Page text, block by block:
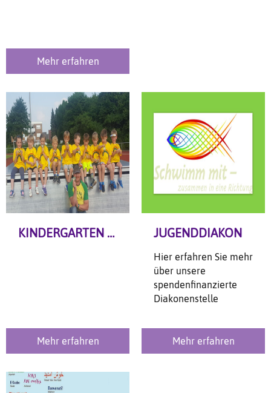
Mehr erfahren
KINDERGARTEN REGENBOGEN
Mehr erfahren
JUGENDDIAKON
Hier erfahren Sie mehr
über unsere
spendenfinanzierte
Diakonenstelle
Mehr erfahren